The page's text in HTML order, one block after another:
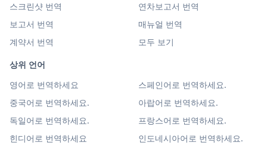
스크린샷 번역
연차보고서 번역
보고서 번역
매뉴얼 번역
계약서 번역
모두 보기
상위 언어
영어로 번역하세요
스페인어로 번역하세요.
중국어로 번역하세요.
아랍어로 번역하세요.
독일어로 번역하세요.
프랑스어로 번역하세요.
힌디어로 번역하세요
인도네시아어로 번역하세요.